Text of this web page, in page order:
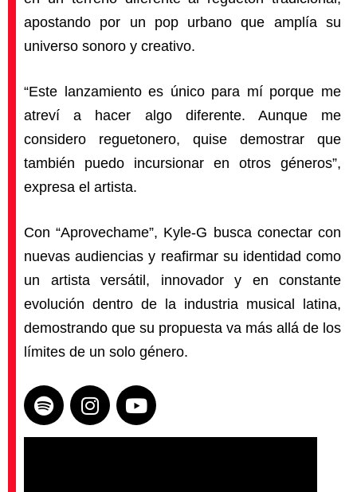
apostando por un pop urbano que amplía su
universo sonoro y creativo.
“Este lanzamiento es único para mí porque me
atreví a hacer algo diferente. Aunque me
considero reguetonero, quise demostrar que
también puedo incursionar en otros géneros”,
expresa el artista.
Con “Aprovechame”, Kyle-G busca conectar con
nuevas audiencias y reafirmar su identidad como
un artista versátil, innovador y en constante
evolución dentro de la industria musical latina,
demostrando que su propuesta va más allá de los
límites de un solo género.